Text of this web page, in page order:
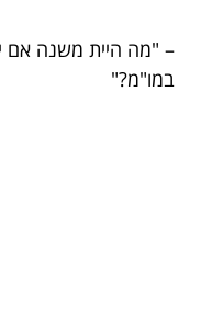
– "מה היית משנה אם
במו"מ?"